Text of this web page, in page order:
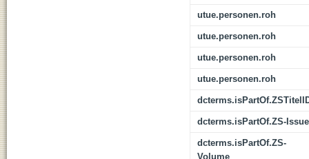
utue.personen.roh
utue.personen.roh
utue.personen.roh
utue.personen.roh
dcterms.isPartOf.ZS-Issue
dcterms.isPartOf.ZS-
Volume